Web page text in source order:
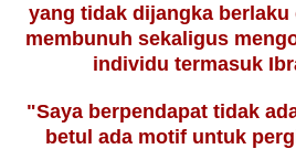
yang tidak dijangka
membunuh sekaligus
individu termasuk
"Saya berpendapat tidak
betul ada motif untuk